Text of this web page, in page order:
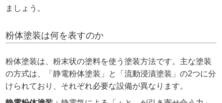
ましょう。
粉体塗装は何を表すのか
粉体塗装は、粉末状の塗料を使う塗装方法です。主な塗装
の方式は、「静電粉体塗装」と「流動浸漬塗装」の2つに分
けられており、それぞれ必要な設備が異なります。